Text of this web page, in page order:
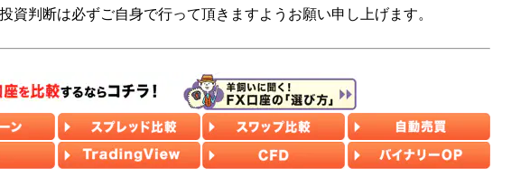
資判断は必ずご自身で行って頂きますようお願い申し上げます。